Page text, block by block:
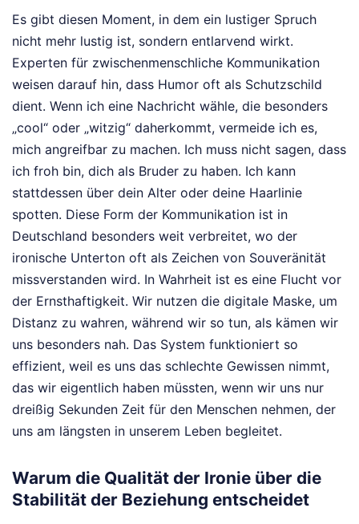
Es gibt diesen Moment, in dem ein lustiger Spruch
nicht mehr lustig ist, sondern entlarvend wirkt.
Experten für zwischenmenschliche Kommunikation
weisen darauf hin, dass Humor oft als Schutzschild
dient. Wenn ich eine Nachricht wähle, die besonders
„cool“ oder „witzig“ daherkommt, vermeide ich es,
mich angreifbar zu machen. Ich muss nicht sagen, dass
ich froh bin, dich als Bruder zu haben. Ich kann
stattdessen über dein Alter oder deine Haarlinie
spotten. Diese Form der Kommunikation ist in
Deutschland besonders weit verbreitet, wo der
ironische Unterton oft als Zeichen von Souveränität
missverstanden wird. In Wahrheit ist es eine Flucht vor
der Ernsthaftigkeit. Wir nutzen die digitale Maske, um
Distanz zu wahren, während wir so tun, als kämen wir
uns besonders nah. Das System funktioniert so
effizient, weil es uns das schlechte Gewissen nimmt,
das wir eigentlich haben müssten, wenn wir uns nur
dreißig Sekunden Zeit für den Menschen nehmen, der
uns am längsten in unserem Leben begleitet.
Warum die Qualität der Ironie über die
Stabilität der Beziehung entscheidet